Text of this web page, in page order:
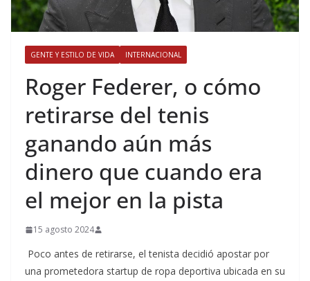
GENTE Y ESTILO DE VIDA INTERNACIONAL
​Roger Federer, o cómo
retirarse del tenis
ganando aún más
dinero que cuando era
el mejor en la pista
15 agosto 2024
Poco antes de retirarse, el tenista decidió apostar por
una prometedora startup de ropa deportiva ubicada en su